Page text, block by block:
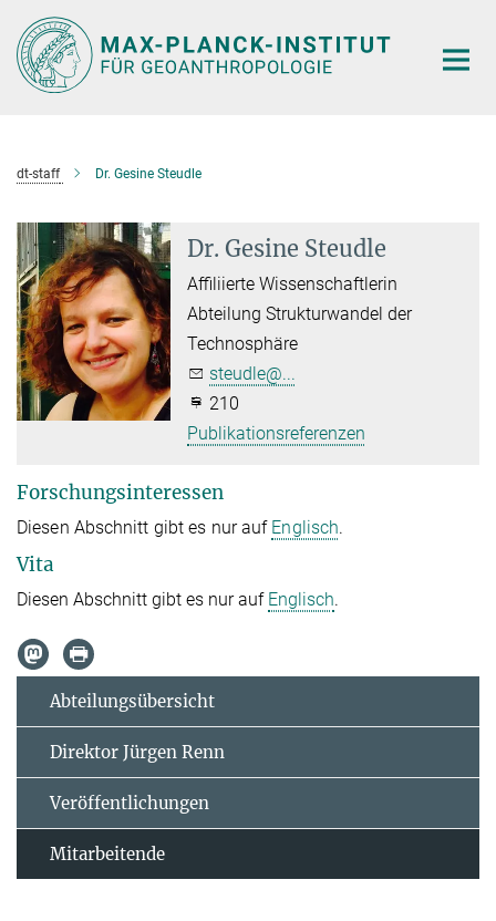
Hauptinhalt
dt-staff Dr. Gesine Steudle
Dr. Gesine Steudle
Affiliierte Wissenschaftlerin
Abteilung Strukturwandel der
Technosphäre
steudle@...
210
Publikationsreferenzen
Forschungsinteressen
Diesen Abschnitt gibt es nur auf Englisch.
Vita
Diesen Abschnitt gibt es nur auf Englisch.
Abteilungsübersicht
Direktor Jürgen Renn
Veröffentlichungen
Mitarbeitende